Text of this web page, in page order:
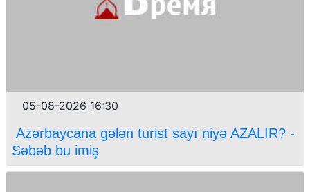
05-08-2026 16:30
Azərbaycana gələn turist sayı niyə AZALIR? -
Səbəb bu imiş